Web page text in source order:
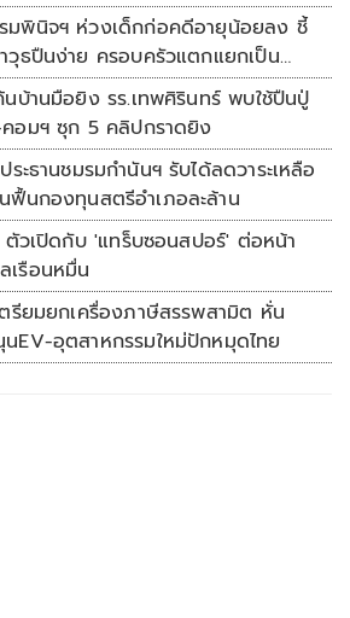
มพินิจฯ ห่วงเด็กก่อคดีอายุน้อยลง ชี้
วุธปืนง่าย ครอบครัวแตกแยกเป็น
คัญ
บ้านมือยิง รร.เทพศิรินทร์ พบใช้ปืนปู่
อมฯ ซุก 5 คลิปกราดยิง
ระธานชมรมกำนันฯ รับได้ลดวาระเหลือ
ฟื้นกองทุนสตรีอำเภอละล้าน
ตัวเปิดกับ 'แทร็บซอนสปอร์' ต่อหน้า
เรือนหมื่น
ตรียมยกเครื่องภาษีสรรพสามิต หั่น
EV-อุตสาหกรรมใหม่ปักหมุดไทย